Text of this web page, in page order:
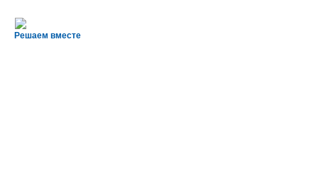
Решаем вместе